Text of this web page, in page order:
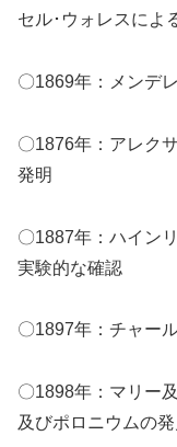
セル･ウォレスによ
〇1869年：メンデ
〇1876年：アレク
発明
〇1887年：ハイン
実験的な確認
〇1897年：チャー
〇1898年：マリー
及びポロニウムの